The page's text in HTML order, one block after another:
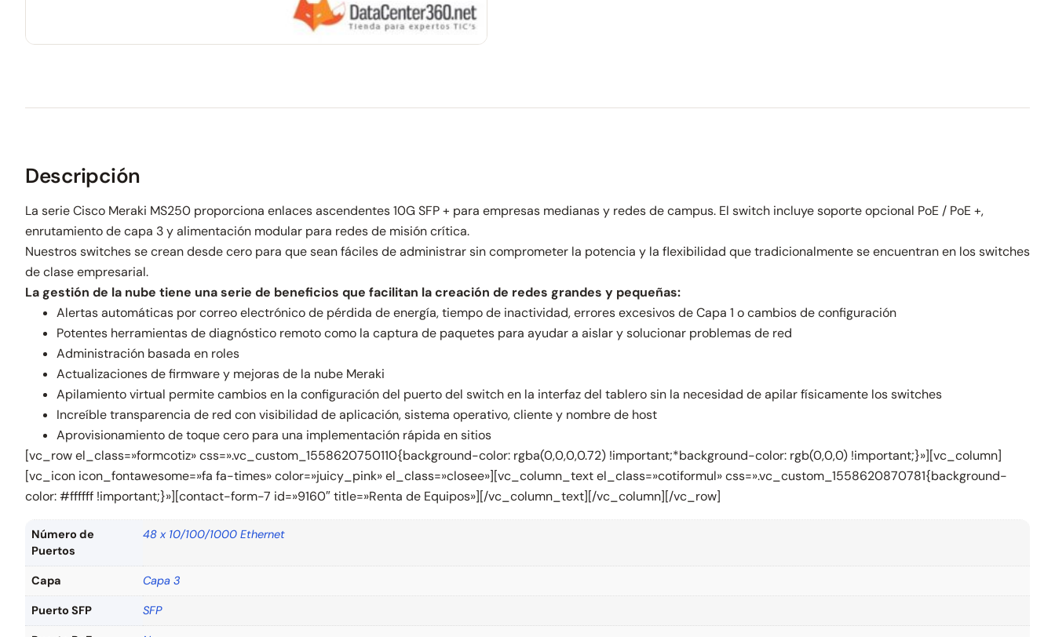
Descripción
La serie Cisco Meraki MS250 proporciona enlaces ascendentes 10G SFP + para empresas medianas y redes de campus. El switch incluye soporte opcional PoE / PoE +,
enrutamiento de capa 3 y alimentación modular para redes de misión crítica.
Nuestros switches se crean desde cero para que sean fáciles de administrar sin comprometer la potencia y la flexibilidad que tradicionalmente se encuentran en los switches
de clase empresarial.
La gestión de la nube tiene una serie de beneficios que facilitan la creación de redes grandes y pequeñas:
Alertas automáticas por correo electrónico de pérdida de energía, tiempo de inactividad, errores excesivos de Capa 1 o cambios de configuración
Potentes herramientas de diagnóstico remoto como la captura de paquetes para ayudar a aislar y solucionar problemas de red
Administración basada en roles
Actualizaciones de firmware y mejoras de la nube Meraki
Apilamiento virtual permite cambios en la configuración del puerto del switch en la interfaz del tablero sin la necesidad de apilar físicamente los switches
Increíble transparencia de red con visibilidad de aplicación, sistema operativo, cliente y nombre de host
Aprovisionamiento de toque cero para una implementación rápida en sitios
[vc_row el_class=»formcotiz» css=».vc_custom_1558620750110{background-color: rgba(0,0,0,0.72) !important;*background-color: rgb(0,0,0) !important;}»][vc_column]
[vc_icon icon_fontawesome=»fa fa-times» color=»juicy_pink» el_class=»closee»][vc_column_text el_class=»cotiformul» css=».vc_custom_1558620870781{background-
color: #ffffff !important;}»][contact-form-7 id=»9160″ title=»Renta de Equipos»][/vc_column_text][/vc_column][/vc_row]
Número de
Puertos
48 x 10/100/1000 Ethernet
Capa Capa 3
Puerto SFP SFP